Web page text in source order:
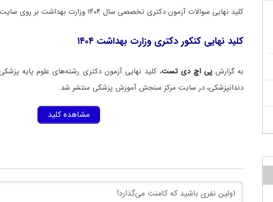
کلید نهایی سوالات آزمون دکتری تخصصی سال ۱۴۰۴ وزارت بهداشت بر روی سایت مرکز سنجش پزشکی منتشر شد.
کلید نهایی کنکور دکتری وزارت بهداشت ۱۴۰۴
به گزارشپی اچ دی تست، کلید نهایی آزمون دکتری رشته‌های علوم پایه
دندانپزشکی، در سایت مرکز سنجش آموزش پزشکی منتشر شد.
مشاهده کلید